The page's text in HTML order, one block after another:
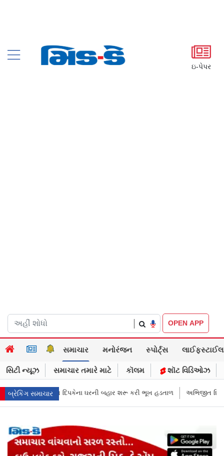
ઇ-પેપર
OPEN APP
સમાચાર મનોરંજન સ્પોર્ટ્સ લાઈફસ્ટાઈલ
સિટી ન્યૂઝ સમાચાર તમારે માટે કૉલમ શૉટ વિડિઓઝ
બ્રેકિંગ સમાચાર
બહાર શરૂ કરી ભૂખ હડતાળ અભિજીત દિપકેએ CJPની નવી નીતિ જાહેર